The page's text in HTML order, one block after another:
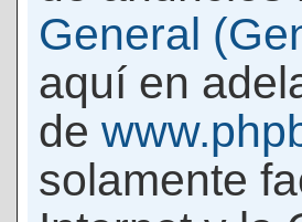
General
aquí en
de
solamente